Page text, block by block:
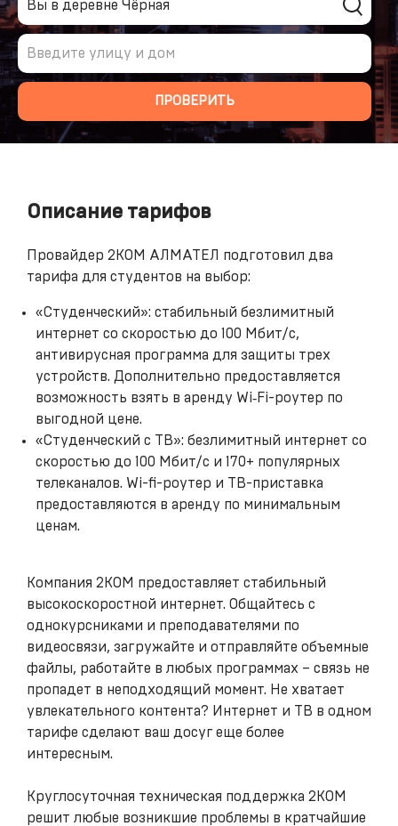
Вы в деревне Чёрная
Введите улицу и дом
ПРОВЕРИТЬ
Описание тарифов
Провайдер 2КОМ АЛМАТЕЛ подготовил два
тарифа для студентов на выбор:
«Студенческий»: стабильный безлимитный
интернет со скоростью до 100 Мбит/с,
антивирусная программа для защиты трех
устройств. Дополнительно предоставляется
возможность взять в аренду Wi‑Fi-роутер по
выгодной цене.
«Студенческий с ТВ»: безлимитный интернет со
скоростью до 100 Мбит/с и 170+ популярных
телеканалов. Wi-fi-роутер и ТВ-приставка
предоставляются в аренду по минимальным
ценам.
Компания 2КОМ предоставляет стабильный
высокоскоростной интернет. Общайтесь с
однокурсниками и преподавателями по
видеосвязи, загружайте и отправляйте объемные
файлы, работайте в любых программах – связь не
пропадет в неподходящий момент. Не хватает
увлекательного контента? Интернет и ТВ в одном
тарифе сделают ваш досуг еще более
интересным.
Круглосуточная техническая поддержка 2КОМ
решит любые возникшие проблемы в кратчайшие